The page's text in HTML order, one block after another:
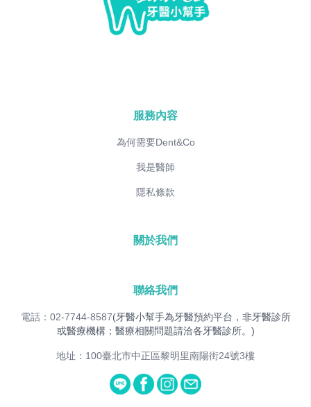
服務內容
為何需要Dent&Co
我是醫師
隱私條款
關於我們
聯絡我們
電話：02-7744-8587(牙醫小幫手為牙醫預約平台，非牙醫診所
或醫療機構；醫療相關問題請洽各牙醫診所。)
地址：100臺北市中正區黎明里南陽街24號3樓